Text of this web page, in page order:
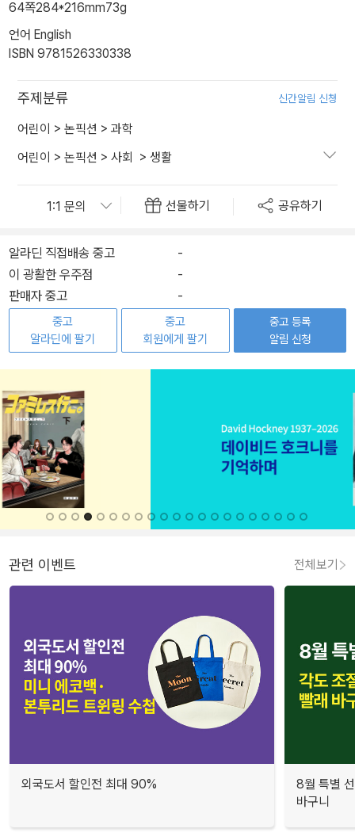
64쪽284*216mm73g
언어 English
ISBN 9781526330338
주제분류 신간알림 신청
어린이 > 논픽션 > 과학
어린이 > 논픽션 > 사회 > 생활
선물하기 공유하기
알라딘 직접배송 중고
-
이 광활한 우주점
-
판매자 중고
-
중고
알라딘에 팔기
중고
회원에게 팔기
중고 등록
알림 신청
관련 이벤트 전체보기
외국도서 할인전 최대 90%
8월 특별
바구니